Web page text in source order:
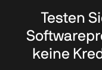
Testen
keine